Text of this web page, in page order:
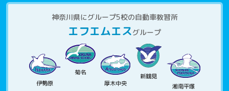
神奈川県にグループ5校の自動車教習所
エフエムエスグループ
伊勢原
菊名
厚木中央
新鶴見
湘南平塚